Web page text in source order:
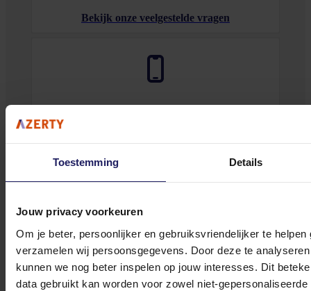
Toestemming Details
Jouw privacy voorkeuren
Om je beter, persoonlijker en gebruiksvriendelijker te
verzamelen wij persoonsgegevens. Door deze te
kunnen we nog beter inspelen op jouw interesses. Dit
data gebruikt kan worden voor zowel niet-
Bekijk onze veelgestelde vragen
Klantenservice@azerty.nl
Meld je aan voor onze nieuwsbrief!